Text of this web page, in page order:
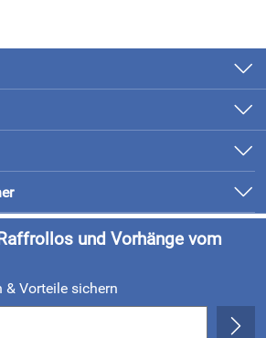
und Vorhänge vom
& Vorteile sichern